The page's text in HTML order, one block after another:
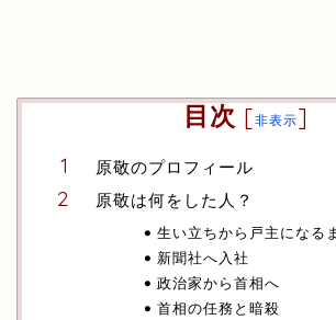
目次 [非表示]
原敬のプロフィール
原敬は何をした人？
生い立ちから戸主になる
新聞社へ入社
政治家から首相へ
首相の任務と暗殺